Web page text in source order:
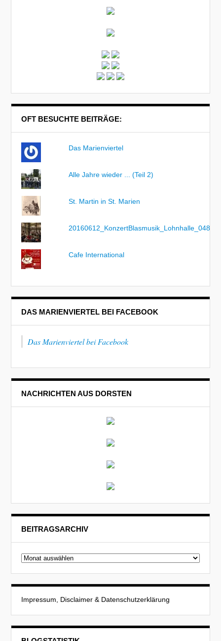
OFT BESUCHTE BEITRÄGE:
Das Marienviertel
Alle Jahre wieder ... (Teil 2)
St. Martin in St. Marien
20160612_KonzertBlasmusik_Lohnhalle_048
Cafe International
DAS MARIENVIERTEL BEI FACEBOOK
Das Marienviertel bei Facebook
NACHRICHTEN AUS DORSTEN
BEITRAGSARCHIV
Beitragsarchiv
Impressum, Disclaimer & Datenschutzerklärung